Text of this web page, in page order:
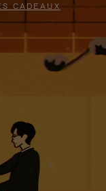
CADEAUX